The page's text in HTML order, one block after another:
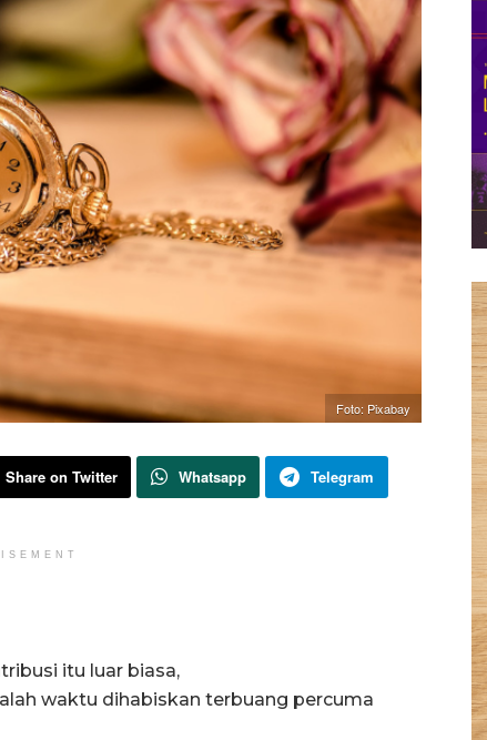
Foto: Pixabay
Share on Twitter Whatsapp Telegram
itu luar biasa,
waktu dihabiskan terbuang percuma